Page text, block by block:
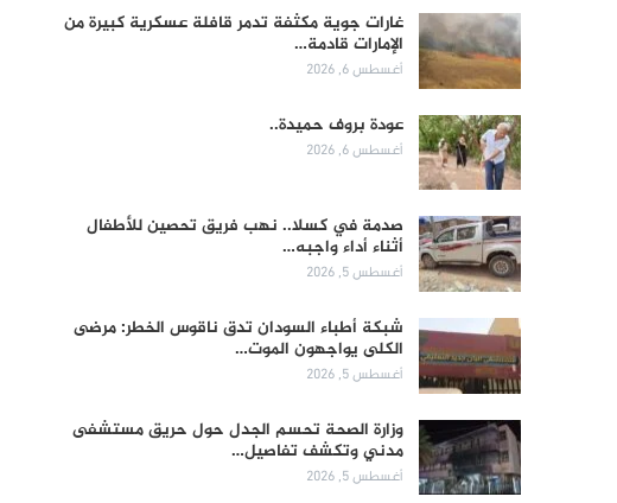
غارات جوية مكثفة تدمر قافلة عسكرية كبيرة من
الإمارات قادمة…
أغسطس 6, 2026
عودة بروف حميدة..
أغسطس 6, 2026
صدمة في كسلا.. نهب فريق تحصين للأطفال
أثناء أداء واجبه…
أغسطس 5, 2026
شبكة أطباء السودان تدق ناقوس الخطر: مرضى
الكلى يواجهون الموت…
أغسطس 5, 2026
وزارة الصحة تحسم الجدل حول حريق مستشفى
مدني وتكشف تفاصيل…
أغسطس 5, 2026